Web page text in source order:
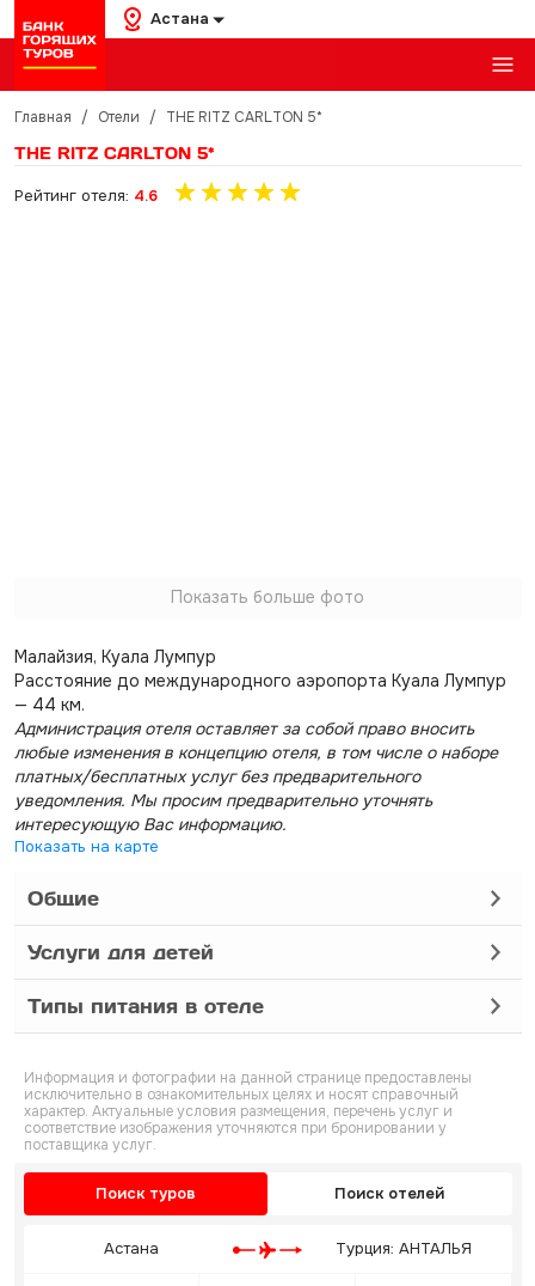
Астана
Главная / Отели / THE RITZ CARLTON 5*
THE RITZ CARLTON 5*
Рейтинг отеля: 4.6
Показать больше фото
Малайзия, Куала Лумпур
Расстояние до международного аэропорта Куала Лумпур
— 44 км.
Администрация отеля оставляет за собой право вносить
любые изменения в концепцию отеля, в том числе о наборе
платных/бесплатных услуг без предварительного
уведомления. Мы просим предварительно уточнять
интересующую Вас информацию.
Показать на карте
Общие
Услуги для детей
Типы питания в отеле
Информация и фотографии на данной странице предоставлены
исключительно в ознакомительных целях и носят справочный
характер. Актуальные условия размещения, перечень услуг и
соответствие изображения уточняются при бронировании у
поставщика услуг.
Поиск туров Поиск отелей
Астана Турция: АНТАЛЬЯ